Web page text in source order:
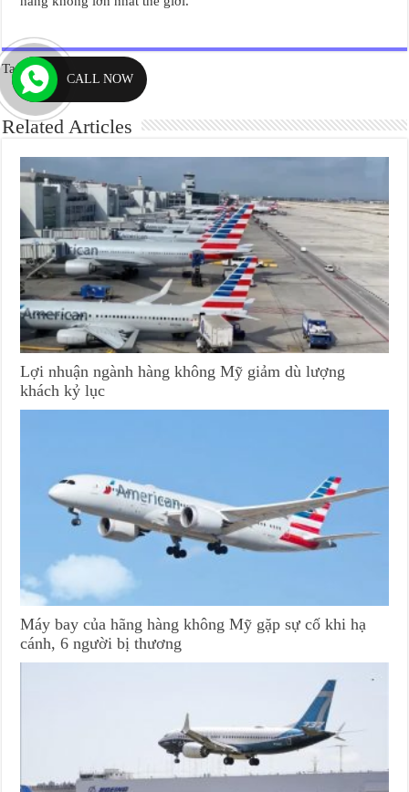
Tags MH370
Related Articles
Lợi nhuận ngành hàng không Mỹ giảm dù lượng
khách kỷ lục
Máy bay của hãng hàng không Mỹ gặp sự cố khi hạ
cánh, 6 người bị thương
CALL NOW